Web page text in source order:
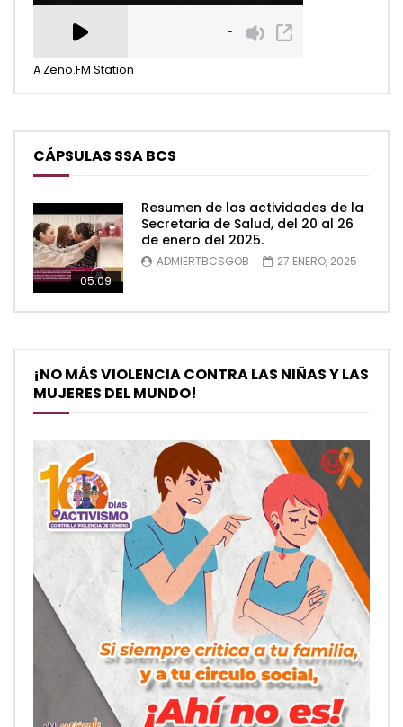
A Zeno.FM Station
CÁPSULAS SSA BCS
05:09
Resumen de las actividades de la
Secretaria de Salud, del 20 al 26
de enero del 2025.
ADMIERTBCSGOB 27 ENERO, 2025
¡NO MÁS VIOLENCIA CONTRA LAS NIÑAS Y LAS
MUJERES DEL MUNDO!